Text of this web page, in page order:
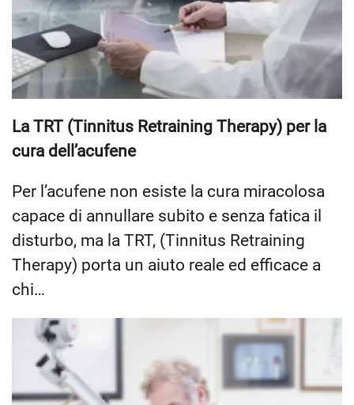
La TRT (Tinnitus Retraining Therapy) per la
cura dell’acufene
Per l’acufene non esiste la cura miracolosa
capace di annullare subito e senza fatica il
disturbo, ma la TRT, (Tinnitus Retraining
Therapy) porta un aiuto reale ed efficace a
chi…